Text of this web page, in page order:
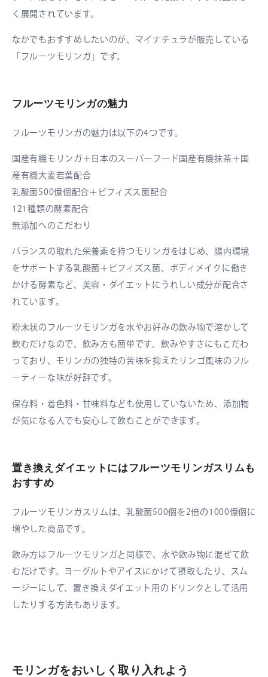
く展開されています。
なかでもおすすめしたいのが、マイナチュラが販売している
「フルーツモリンガ」です。
フルーツモリンガの魅力
フルーツモリンガの魅力は以下の4つです。
国産有機モリンガ＋日本のスーパーフード国産有機抹茶＋国
産有機大麦若葉配合
乳酸菌500億個配合＋ビフィズス菌配合
121種類の酵素配合
無添加へのこだわり
バランスの取れた栄養素を持つモリンガをはじめ、腸内環境
をサポートする乳酸菌＋ビフィズス菌、ボディメイクに働き
かける酵素など、美容・ダイエットにうれしい成分が配合さ
れています。
粉末状のフルーツモリンガを水やお好みの飲み物で溶かして
飲むだけなので、飲み方も簡単です。飲みやすさにもこだわ
っており、モリンガの独特の苦味を抑えたリンゴ風味のフル
ーティーな味が好評です。
保存料・着色料・甘味料なども使用していないため、添加物
が気になる人でも安心して飲むことができます。
置き換えダイエットにはフルーツモリンガスリムも
おすすめ
フルーツモリンガスリムは、乳酸菌500個を2倍の1000億個に
増やした商品です。
飲み方はフルーツモリンガと同様で、水や飲み物に混ぜて飲
むだけです。ヨーグルトやアイスにかけて摂取したり、スム
ージーにして、置き換えダイエット用のドリンクとして活用
したりする方法もあります。
モリンガをおいしく取り入れよう